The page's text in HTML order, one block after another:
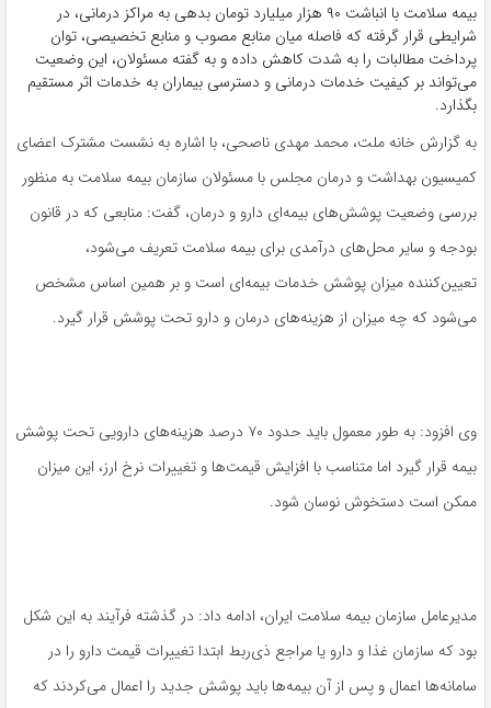
بیمه سلامت با انباشت ۹۰ هزار میلیارد تومان بدهی به مراکز درمانی، در
شرایطی قرار گرفته که فاصله میان منابع مصوب و منابع تخصیصی، توان
پرداخت مطالبات را به شدت کاهش داده و به گفته مسئولان، این وضعیت
می‌تواند بر کیفیت خدمات درمانی و دسترسی بیماران به خدمات اثر مستقیم
بگذارد.
به گزارش خانه ملت، محمد مهدی ناصحی، با اشاره به نشست مشترک اعضای
کمیسیون بهداشت و درمان مجلس با مسئولان سازمان بیمه سلامت به منظور
بررسی وضعیت پوشش‌های بیمه‌ای دارو و درمان، گفت: منابعی که در قانون
بودجه و سایر محل‌های درآمدی برای بیمه سلامت تعریف می‌شود،
تعیین‌کننده میزان پوشش خدمات بیمه‌ای است و بر همین اساس مشخص
می‌شود که چه میزان از هزینه‌های درمان و دارو تحت پوشش قرار گیرد.
وی افزود: به طور معمول باید حدود ۷۰ درصد هزینه‌های دارویی تحت پوشش
بیمه قرار گیرد اما متناسب با افزایش قیمت‌ها و تغییرات نرخ ارز، این میزان
ممکن است دستخوش نوسان شود.
مدیرعامل سازمان بیمه سلامت ایران، ادامه داد: در گذشته فرآیند به این شکل
بود که سازمان غذا و دارو یا مراجع ذی‌ربط ابتدا تغییرات قیمت دارو را در
سامانه‌ها اعمال و پس از آن بیمه‌ها باید پوشش جدید را اعمال می‌کردند که